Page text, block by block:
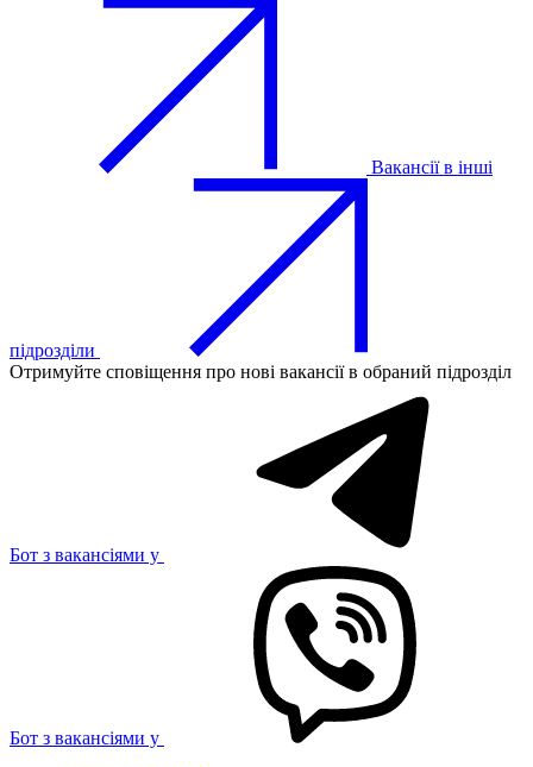
Вакансії в інші
підрозділи
Отримуйте сповіщення про нові вакансії в обраний підрозділ
Бот з вакансіями у
Бот з вакансіями у